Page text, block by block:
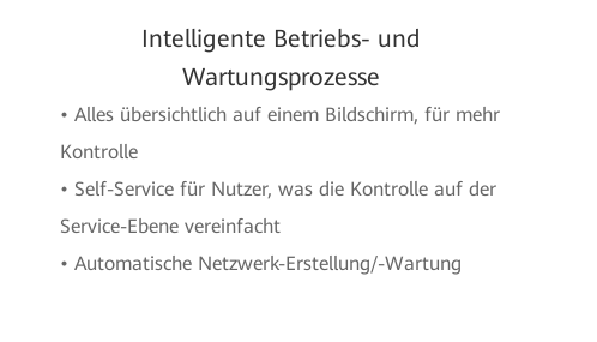
Intelligente Betriebs- und
Wartungsprozesse
• Alles übersichtlich auf einem Bildschirm, für mehr
Kontrolle
• Self-Service für Nutzer, was die Kontrolle auf der
Service-Ebene vereinfacht
• Automatische Netzwerk-Erstellung/-Wartung